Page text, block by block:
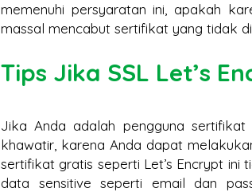
memenuhi persyaratan ini, apakah
massal mencabut sertifikat yang tidak
Tips Jika SSL Let’s
Jika Anda adalah pengguna
khawatir, karena Anda dapat
sertifikat gratis seperti Let’s Encrypt ini
data sensitive seperti email dan